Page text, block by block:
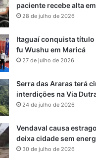
paciente recebe alta
28 de julho de 2026
Itaguaí conquista título
fu Wushu em Maricá
27 de julho de 2026
Serra das Araras terá
interdições na Via
24 de julho de 2026
Vendaval causa
deixa cidade sem
30 de julho de 2026